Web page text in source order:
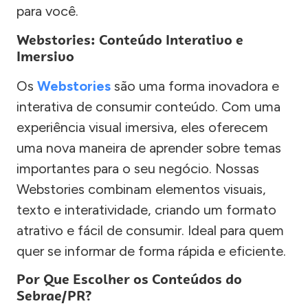
para você.
Webstories: Conteúdo Interativo e
Imersivo
Os Webstories são uma forma inovadora e
interativa de consumir conteúdo. Com uma
experiência visual imersiva, eles oferecem
uma nova maneira de aprender sobre temas
importantes para o seu negócio. Nossas
Webstories combinam elementos visuais,
texto e interatividade, criando um formato
atrativo e fácil de consumir. Ideal para quem
quer se informar de forma rápida e eficiente.
Por Que Escolher os Conteúdos do
Sebrae/PR?